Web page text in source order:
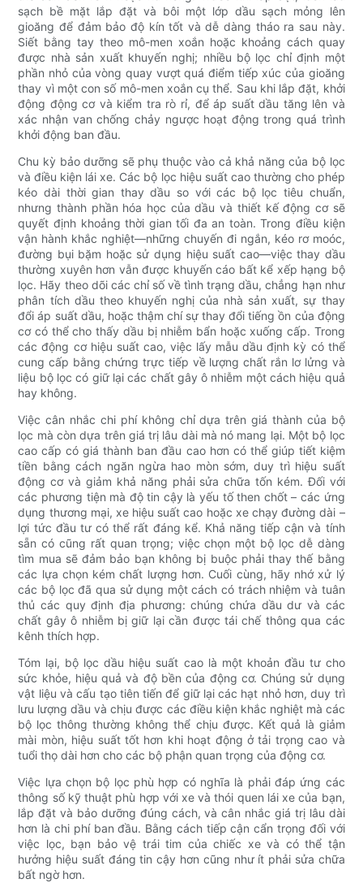
sạch bề mặt lắp đặt và bôi một lớp dầu sạch mỏng lên
gioăng để đảm bảo độ kín tốt và dễ dàng tháo ra sau này.
Siết bằng tay theo mô-men xoắn hoặc khoảng cách quay
được nhà sản xuất khuyến nghị; nhiều bộ lọc chỉ định một
phần nhỏ của vòng quay vượt quá điểm tiếp xúc của gioăng
thay vì một con số mô-men xoắn cụ thể. Sau khi lắp đặt, khởi
động động cơ và kiểm tra rò rỉ, để áp suất dầu tăng lên và
xác nhận van chống chảy ngược hoạt động trong quá trình
khởi động ban đầu.
Chu kỳ bảo dưỡng sẽ phụ thuộc vào cả khả năng của bộ lọc
và điều kiện lái xe. Các bộ lọc hiệu suất cao thường cho phép
kéo dài thời gian thay dầu so với các bộ lọc tiêu chuẩn,
nhưng thành phần hóa học của dầu và thiết kế động cơ sẽ
quyết định khoảng thời gian tối đa an toàn. Trong điều kiện
vận hành khắc nghiệt—những chuyến đi ngắn, kéo rơ moóc,
đường bụi bặm hoặc sử dụng hiệu suất cao—việc thay dầu
thường xuyên hơn vẫn được khuyến cáo bất kể xếp hạng bộ
lọc. Hãy theo dõi các chỉ số về tình trạng dầu, chẳng hạn như
phân tích dầu theo khuyến nghị của nhà sản xuất, sự thay
đổi áp suất dầu, hoặc thậm chí sự thay đổi tiếng ồn của động
cơ có thể cho thấy dầu bị nhiễm bẩn hoặc xuống cấp. Trong
các động cơ hiệu suất cao, việc lấy mẫu dầu định kỳ có thể
cung cấp bằng chứng trực tiếp về lượng chất rắn lơ lửng và
liệu bộ lọc có giữ lại các chất gây ô nhiễm một cách hiệu quả
hay không.
Việc cân nhắc chi phí không chỉ dựa trên giá thành của bộ
lọc mà còn dựa trên giá trị lâu dài mà nó mang lại. Một bộ lọc
cao cấp có giá thành ban đầu cao hơn có thể giúp tiết kiệm
tiền bằng cách ngăn ngừa hao mòn sớm, duy trì hiệu suất
động cơ và giảm khả năng phải sửa chữa tốn kém. Đối với
các phương tiện mà độ tin cậy là yếu tố then chốt – các ứng
dụng thương mại, xe hiệu suất cao hoặc xe chạy đường dài –
lợi tức đầu tư có thể rất đáng kể. Khả năng tiếp cận và tính
sẵn có cũng rất quan trọng; việc chọn một bộ lọc dễ dàng
tìm mua sẽ đảm bảo bạn không bị buộc phải thay thế bằng
các lựa chọn kém chất lượng hơn. Cuối cùng, hãy nhớ xử lý
các bộ lọc đã qua sử dụng một cách có trách nhiệm và tuân
thủ các quy định địa phương: chúng chứa dầu dư và các
chất gây ô nhiễm bị giữ lại cần được tái chế thông qua các
kênh thích hợp.
Tóm lại, bộ lọc dầu hiệu suất cao là một khoản đầu tư cho
sức khỏe, hiệu quả và độ bền của động cơ. Chúng sử dụng
vật liệu và cấu tạo tiên tiến để giữ lại các hạt nhỏ hơn, duy trì
lưu lượng dầu và chịu được các điều kiện khắc nghiệt mà các
bộ lọc thông thường không thể chịu được. Kết quả là giảm
mài mòn, hiệu suất tốt hơn khi hoạt động ở tải trọng cao và
tuổi thọ dài hơn cho các bộ phận quan trọng của động cơ.
Việc lựa chọn bộ lọc phù hợp có nghĩa là phải đáp ứng các
thông số kỹ thuật phù hợp với xe và thói quen lái xe của bạn,
lắp đặt và bảo dưỡng đúng cách, và cân nhắc giá trị lâu dài
hơn là chi phí ban đầu. Bằng cách tiếp cận cẩn trọng đối với
việc lọc, bạn bảo vệ trái tim của chiếc xe và có thể tận
hưởng hiệu suất đáng tin cậy hơn cũng như ít phải sửa chữa
bất ngờ hơn.